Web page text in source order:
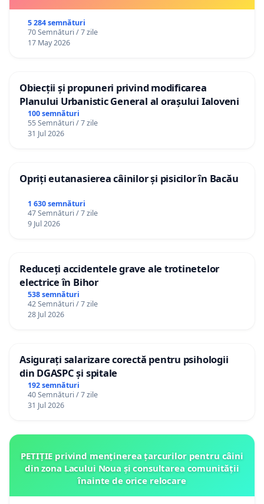
5 284 semnături
70 Semnături / 7 zile
17 May 2026
Obiecții și propuneri privind modificarea
Planului Urbanistic General al orașului Ialoveni
100 semnături
55 Semnături / 7 zile
31 Jul 2026
Opriți eutanasierea câinilor și pisicilor în Bacău
1 630 semnături
47 Semnături / 7 zile
9 Jul 2026
Reduceți accidentele grave ale trotinetelor
electrice în Bihor
538 semnături
42 Semnături / 7 zile
28 Jul 2026
Asigurați salarizare corectă pentru psihologii
din DGASPC și spitale
192 semnături
40 Semnături / 7 zile
31 Jul 2026
PETIȚIE privind menținerea țarcurilor pentru câini
din zona Lacului Noua și consultarea comunității
înainte de orice relocare